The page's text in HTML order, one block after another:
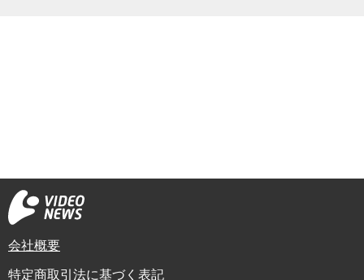
会社概要
特定商取引法に基づく表記